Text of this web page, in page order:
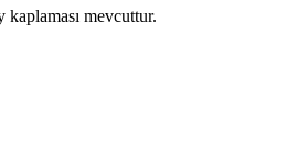
mevcuttur.